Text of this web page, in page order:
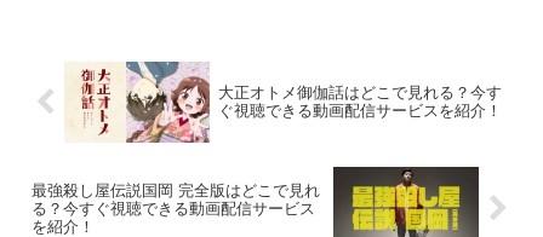
大正オトメ御伽話はどこで見れる？今す
ぐ視聴できる動画配信サービスを紹介！
最強殺し屋伝説国岡 完全版はどこで見れ
る？今すぐ視聴できる動画配信サービス
を紹介！